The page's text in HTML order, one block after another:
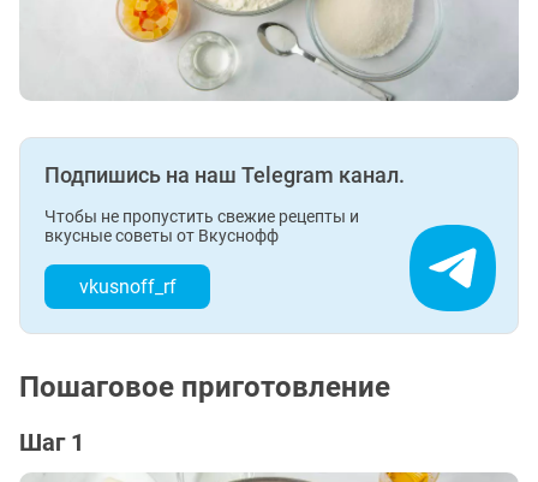
Подпишись на наш Telegram канал.
Чтобы не пропустить свежие рецепты и
вкусные советы от Вкуснофф
vkusnoff_rf
Пошаговое приготовление
Шаг 1